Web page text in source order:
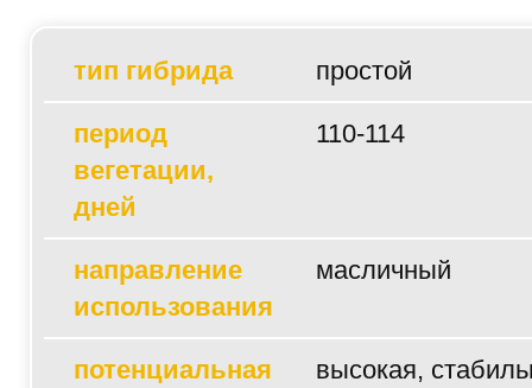
тип гибрида простой
период
вегетации,
дней
110-114
направление
использования
масличный
потенциальная
высокая,